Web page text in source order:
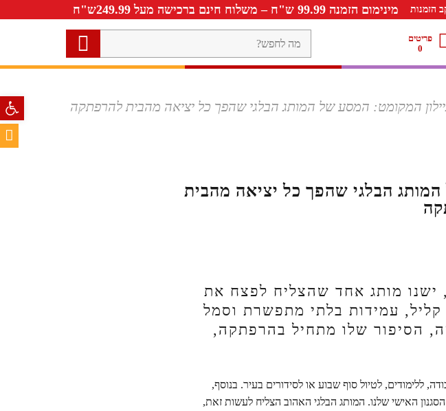
הזמנות מינימום הזמנה 99.99 ש"ח – משלוח חינם ברכישה מעל 249.99ש"ח
פריטים
0
לחפש?
המקומט: המסע של המותג הבלגי שהפך כל יציאה מהבית להרפתקה
הבלגי שהפך כל יציאה מהבית
ישנו מותג אחד שהצליח לפצח את
עמידות בלתי מתפשרת וסמל
הסיפור שלו מתחיל בהרפתקה,
ללימודים, לטיול סוף שבוע או לסידורים בעיר. בנוסף,
האישי שלנו. המותג הבלגי האהוב הצליח לעשות זאת,
פתח